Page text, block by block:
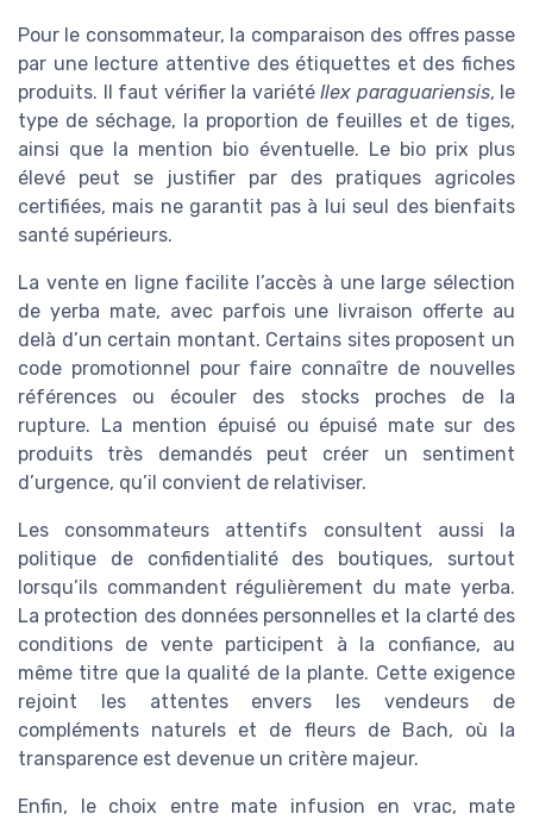
Pour le consommateur, la comparaison des offres passe
par une lecture attentive des étiquettes et des fiches
produits. Il faut vérifier la variété Ilex paraguariensis, le
type de séchage, la proportion de feuilles et de tiges,
ainsi que la mention bio éventuelle. Le bio prix plus
élevé peut se justifier par des pratiques agricoles
certifiées, mais ne garantit pas à lui seul des bienfaits
santé supérieurs.
La vente en ligne facilite l’accès à une large sélection
de yerba mate, avec parfois une livraison offerte au
delà d’un certain montant. Certains sites proposent un
code promotionnel pour faire connaître de nouvelles
références ou écouler des stocks proches de la
rupture. La mention épuisé ou épuisé mate sur des
produits très demandés peut créer un sentiment
d’urgence, qu’il convient de relativiser.
Les consommateurs attentifs consultent aussi la
politique de confidentialité des boutiques, surtout
lorsqu’ils commandent régulièrement du mate yerba.
La protection des données personnelles et la clarté des
conditions de vente participent à la confiance, au
même titre que la qualité de la plante. Cette exigence
rejoint les attentes envers les vendeurs de
compléments naturels et de fleurs de Bach, où la
transparence est devenue un critère majeur.
Enfin, le choix entre mate infusion en vrac, mate